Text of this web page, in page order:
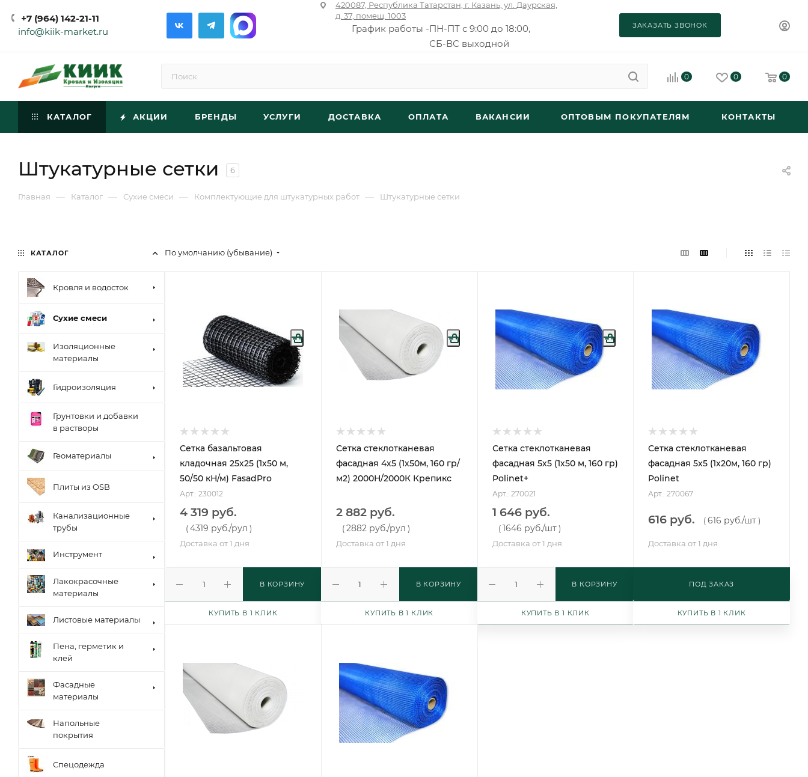
+7 (964) 142-21-11
info@kiik-market.ru
420087, Республика Татарстан, г. Казань, ул. Даурская,
д. 37, помещ. 1003
График работы -ПН-ПТ с 9:00 до 18:00,
СБ-ВС выходной
ЗАКАЗАТЬ ЗВОНОК
0 0 0
КАТАЛОГ АКЦИИ БРЕНДЫ УСЛУГИ ДОСТАВКА ОПЛАТА ВАКАНСИИ ОПТОВЫМ ПОКУПАТЕЛЯМ КОНТАКТЫ
Штукатурные сетки 6
Главная — Каталог — Сухие смеси — Комплектующие для штукатурных работ — Штукатурные сетки
По умолчанию (убывание)
Сетка базальтовая
кладочная 25х25 (1х50 м,
50/50 кН/м) FasadPro
Арт.: 230012
4 319 руб.
(4319 руб./рул )
Доставка от 1 дня
В КОРЗИНУ
КУПИТЬ В 1 КЛИК
Сетка стеклотканевая
фасадная 4х5 (1х50м, 160 гр/
м2) 2000Н/2000К Крепикс
2 882 руб.
(2882 руб./рул )
Доставка от 1 дня
В КОРЗИНУ
КУПИТЬ В 1 КЛИК
Сетка стеклотканевая
фасадная 5х5 (1х50 м, 160 гр)
Polinet+
Арт.: 270021
1 646 руб.
(1646 руб./шт )
Доставка от 1 дня
В КОРЗИНУ
КУПИТЬ В 1 КЛИК
Сетка стеклотканевая
фасадная 5х5 (1х20м, 160 гр)
Polinet
Арт.: 270067
616 руб. (616 руб./шт )
Доставка от 1 дня
ПОД ЗАКАЗ
КУПИТЬ В 1 КЛИК
КАТАЛОГ
Кровля и водосток
Сухие смеси
Изоляционные
материалы
Гидроизоляция
Грунтовки и добавки
в растворы
Геоматериалы
Плиты из OSB
Канализационные
трубы
Инструмент
Лакокрасочные
материалы
Листовые материалы
Пена, герметик и
клей
Фасадные
материалы
Напольные
покрытия
Спецодежда